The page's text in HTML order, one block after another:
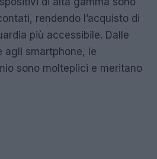
rendendo l’acquisto di
più accessibile. Dalle
agli smartphone, le
sono molteplici e meritano